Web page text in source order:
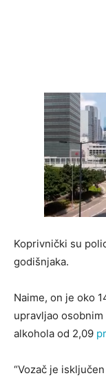
Koprivnički su
godišnjaka.
Naime, on je oko
upravljao
alkohola od 2,09
“Vozač je